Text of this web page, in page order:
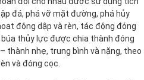
đá, phá vỡ mặt đường, phá hủy
động dập và rèn, tác động đóng
thủy lực được chia thành đóng
thành nhẹ, trung bình và nặng, theo
và đóng cọc.